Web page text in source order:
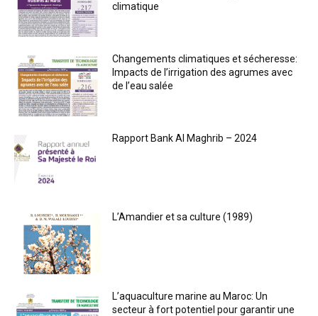
climatique
Changements climatiques et sécheresse:
Impacts de l’irrigation des agrumes avec
de l’eau salée
Rapport Bank Al Maghrib – 2024
L’Amandier et sa culture (1989)
L’aquaculture marine au Maroc: Un
secteur à fort potentiel pour garantir une